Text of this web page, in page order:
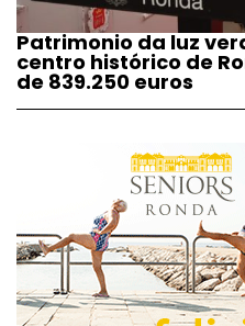
Patrimonio da luz
centro histórico de
de 839.250 euros